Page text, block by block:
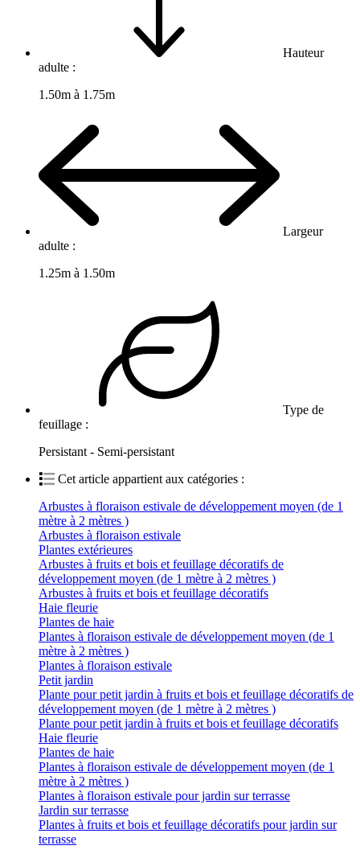
Hauteur
adulte :
1.50m à 1.75m
Largeur
adulte :
1.25m à 1.50m
Type de
feuillage :
Persistant - Semi-persistant
Cet article appartient aux catégories :
Arbustes à floraison estivale de développement moyen (de 1
mètre à 2 mètres )
Arbustes à floraison estivale
Plantes extérieures
Arbustes à fruits et bois et feuillage décoratifs de
développement moyen (de 1 mètre à 2 mètres )
Arbustes à fruits et bois et feuillage décoratifs
Haie fleurie
Plantes de haie
Plantes à floraison estivale de développement moyen (de 1
mètre à 2 mètres )
Plantes à floraison estivale
Petit jardin
Plante pour petit jardin à fruits et bois et feuillage décoratifs de
développement moyen (de 1 mètre à 2 mètres )
Plante pour petit jardin à fruits et bois et feuillage décoratifs
Haie fleurie
Plantes de haie
Plantes à floraison estivale de développement moyen (de 1
mètre à 2 mètres )
Plantes à floraison estivale pour jardin sur terrasse
Jardin sur terrasse
Plantes à fruits et bois et feuillage décoratifs pour jardin sur
terrasse